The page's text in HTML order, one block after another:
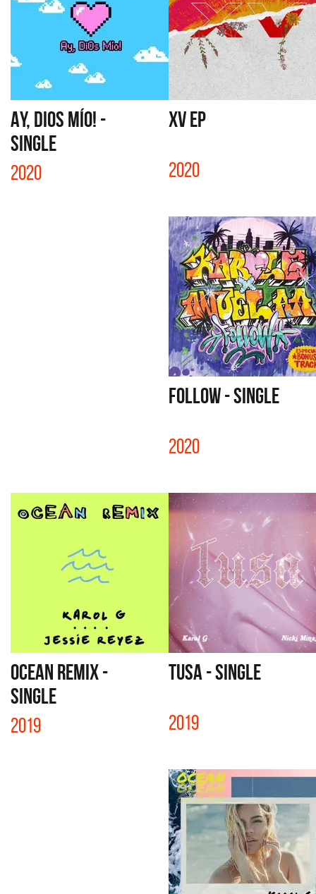
AY, DIOS MÍO! -
SINGLE
2020
XV EP
2020
FOLLOW - SINGLE
2020
OCEAN REMIX -
SINGLE
2019
TUSA - SINGLE
2019